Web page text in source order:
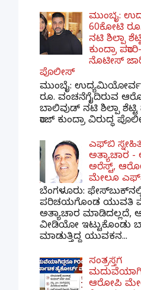
ಮುಂಬೈ:
60ಕೋಟಿ
ನಟಿ ಶಿಲ್ಪಾ
ಕುಂದ್ರಾ
ನೊಟೀಸ್
ಪೊಲೀಸ್
ಮುಂಬೈ:
ರೂ. ವಂಚನೆಗೈದಿರುವ
ಬಾಲಿವುಡ್ ನಟಿ ಶಿಲ್ಪಾ
ರಾಜ್ ಕುಂದ್ರಾ ವಿರುದ್ಧ
ಎಫ್‌ಬಿ
ಅತ್ಯಾಚಾರ
ಅರೆಸ್ಟ್,
ಮೇಲೂ
ಬೆಂಗಳೂರು:
ಪರಿಚಯಗೊಂಡ ಯುವತಿ
ಅತ್ಯಾಚಾರ
ವೀಡಿಯೋ ಇಟ್ಟುಕೊಂಡು
ಮಾಡುತ್ತಿದ್ದ ಯುವಕನ...
ಸಂತ್ರಸ್ತೆಗೆ
ಆರೋಪಿ